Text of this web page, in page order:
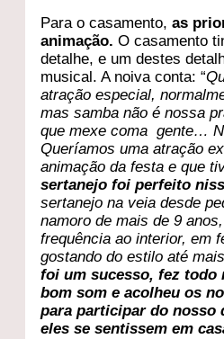
Para o casamento,as
animação. O casamento
detalhe, e um destes
musical. A noiva conta: “
atração especial,
mas samba não é nossa
que mexe coma gente…
Queríamos uma atração
animação da festa e que
sertanejo foi perfeito
sertanejo na veia desde
namoro de mais de 9
frequência ao interior, em
gostando do estilo até
foi um sucesso, fez todo
bom som e acolheu os
para participar do nosso
eles se sentissem em